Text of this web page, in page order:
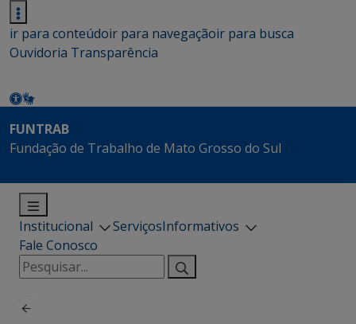
ir para conteúdoir para navegaçãoir para busca
Ouvidoria Transparência
FUNTRAB
Fundação de Trabalho de Mato Grosso do Sul
Institucional ServiçosInformativos
Fale Conosco
Pesquisar
por: